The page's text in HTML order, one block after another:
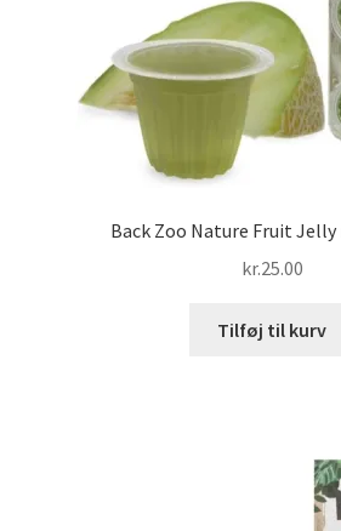
Back Zoo Nature Fruit
kr.25.00
Tilføj til kurv